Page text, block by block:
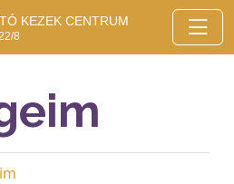
KEZEK CENTRUM
8